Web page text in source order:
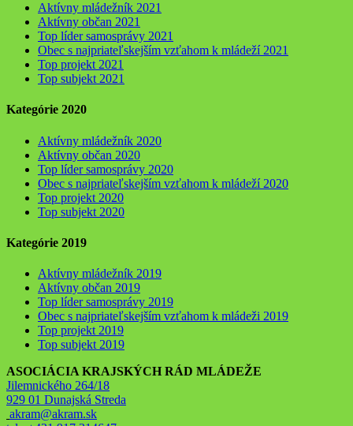
Aktívny mládežník 2021
Aktívny občan 2021
Top líder samosprávy 2021
Obec s najpriateľskejším vzťahom k mládeží 2021
Top projekt 2021
Top subjekt 2021
Kategórie 2020
Aktívny mládežník 2020
Aktívny občan 2020
Top líder samosprávy 2020
Obec s najpriateľskejším vzťahom k mládeží 2020
Top projekt 2020
Top subjekt 2020
Kategórie 2019
Aktívny mládežník 2019
Aktívny občan 2019
Top líder samosprávy 2019
Obec s najpriateľskejším vzťahom k mládeži 2019
Top projekt 2019
Top subjekt 2019
ASOCIÁCIA KRAJSKÝCH RÁD MLÁDEŽE
Jilemnického 264/18
929 01 Dunajská Streda
akram@akram.sk